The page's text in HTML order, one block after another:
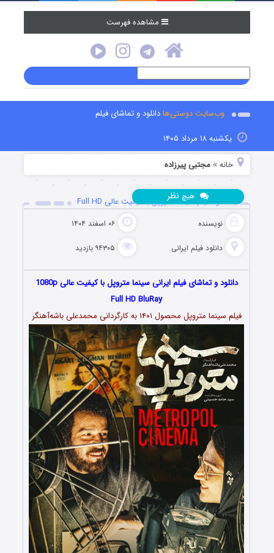
مشاهده فهرست
وب‌سایت دوستی‌هادانلود و تماشای فیلم
یکشنبه ۱۸ مرداد ۱۴۰۵
خانه »مجتبی پیرزاده
دانلود فیلم سینما متروپل با کیفیت عالی Full HD
نویسنده ۰۶ اسفند ۱۴۰۴
دانلود فیلم‌ ایرانی ۹۴۳۰۵ بازدید
هیچ نظر
دانلود و تماشای فیلم ایرانی سینما متروپل با کیفیت عالی 1080p
Full HD BluRay
فیلم سینما متروپل محصول ۱۴۰۱ به کارگردانی محمدعلی باشه‌آهنگر